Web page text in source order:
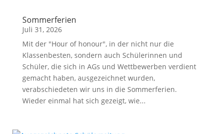
Sommerferien
Juli 31, 2026
Mit der "Hour of honour", in der nicht nur die
Klassenbesten, sondern auch Schülerinnen und
Schüler, die sich in AGs und Wettbewerben verdient
gemacht haben, ausgezeichnet wurden,
verabschiedeten wir uns in die Sommerferien.
Wieder einmal hat sich gezeigt, wie...